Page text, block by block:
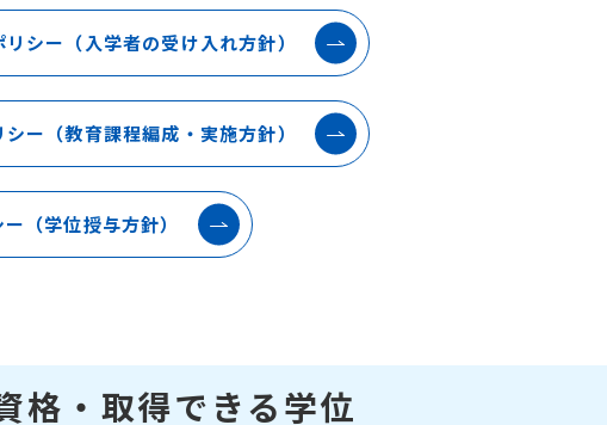
シー（入学者の受け入れ方針）
ー（教育課程編成・実施方針）
（学位授与方針）
格・取得できる学位